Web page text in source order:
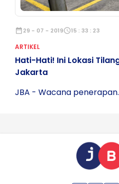
date_range29 - 07 - 2019schedule15 : 33 : 23
ARTIKEL
Hati-Hati! Ini Lokasi
Jakarta
JBA - Wacana